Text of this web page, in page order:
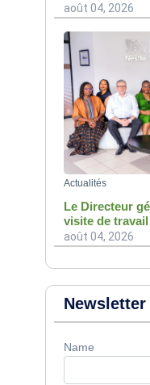
août 04, 2026
Actualités
Le Directeur
visite de travail
août 04, 2026
Newsletter
Name